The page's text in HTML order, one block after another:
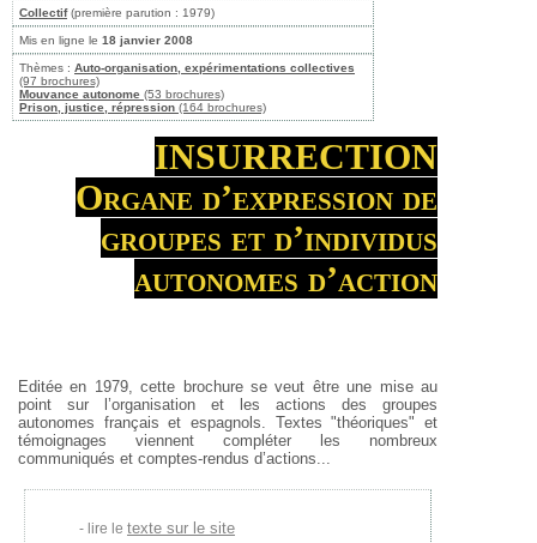
Collectif (première parution : 1979)
Mis en ligne le 18 janvier 2008
Thèmes : Auto-organisation, expérimentations collectives
(97 brochures)
Mouvance autonome (53 brochures)
Prison, justice, répression (164 brochures)
INSURRECTION
Organe d’expression de
groupes et d’individus
autonomes d’action
Editée en 1979, cette brochure se veut être une mise au
point sur l’organisation et les actions des groupes
autonomes français et espagnols. Textes "théoriques" et
témoignages viennent compléter les nombreux
communiqués et comptes-rendus d’actions...
lire le texte sur le site